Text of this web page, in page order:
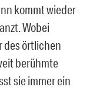
kommt wieder
Wobei
des örtlichen
berühmte
sie immer ein